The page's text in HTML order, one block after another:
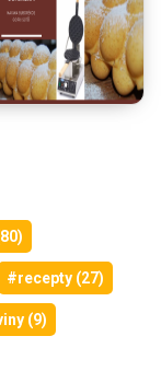
#recepty (27)
(9)